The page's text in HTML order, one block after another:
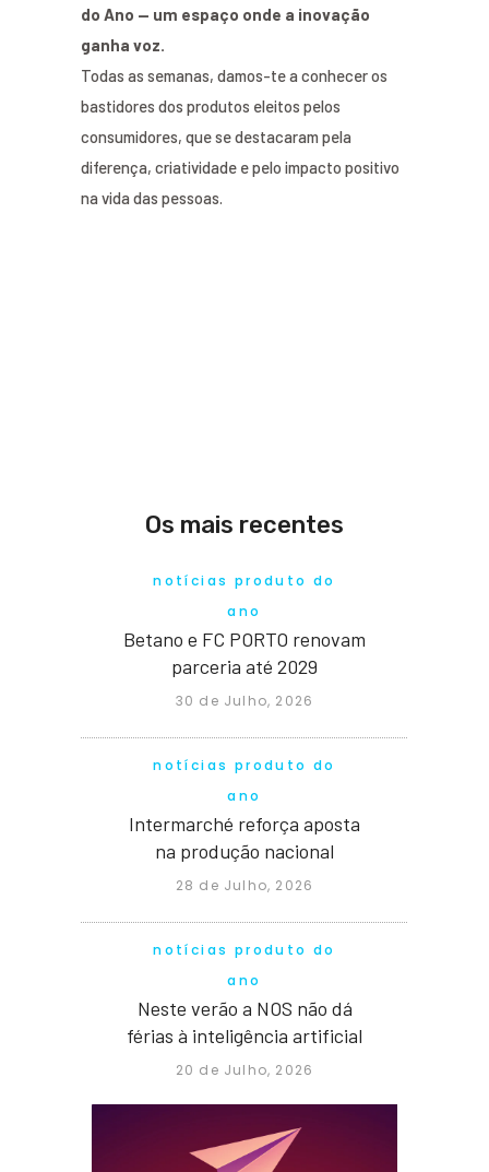
do Ano — um espaço onde a inovação
ganha voz.
Todas as semanas, damos-te a conhecer os
bastidores dos produtos eleitos pelos
consumidores, que se destacaram pela
diferença, criatividade e pelo impacto positivo
na vida das pessoas.
Os mais recentes
notícias produto do
ano
Betano e FC PORTO renovam
parceria até 2029
30 de Julho, 2026
notícias produto do
ano
Intermarché reforça aposta
na produção nacional
28 de Julho, 2026
notícias produto do
ano
Neste verão a NOS não dá
férias à inteligência artificial
20 de Julho, 2026